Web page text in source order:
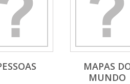
MAPAS
MUNDO